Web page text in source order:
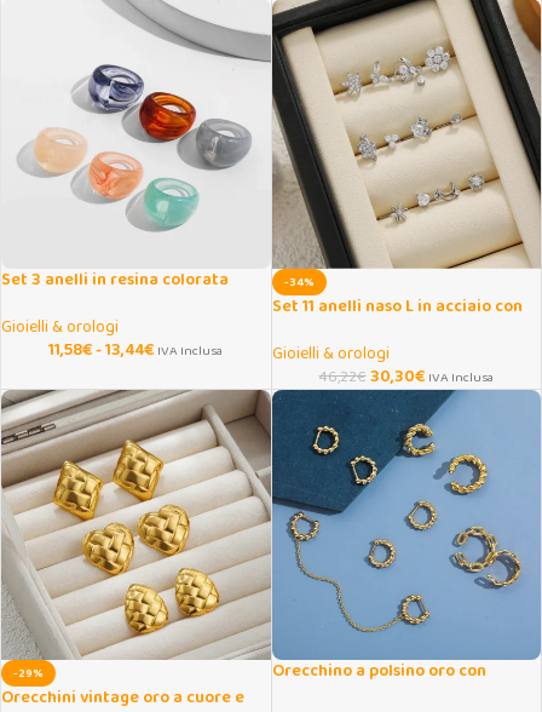
Set 3 anelli in resina colorata
Gioielli & orologi
11,58€-13,44€ IVA Inclusa
-34%
Set 11 anelli naso L in acciaio con
Gioielli & orologi
46,22€30,30€ IVA Inclusa
-29%
Orecchini vintage oro a cuore e
Orecchino a polsino oro con